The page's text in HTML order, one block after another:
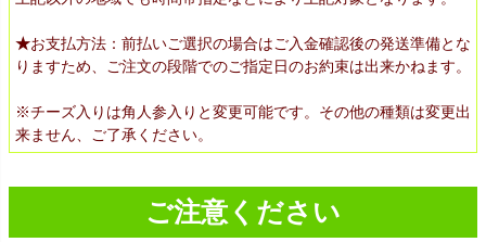
★お支払方法：前払いご選択の場合はご入金確認後の発送準備とな
りますため、ご注文の段階でのご指定日のお約束は出来かねます。
※チーズ入りは角人参入りと変更可能です。その他の種類は変更出
来ません、ご了承ください。
ご注意ください